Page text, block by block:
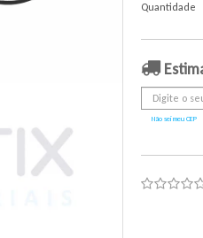
Quantidade
Não sei meu CEP